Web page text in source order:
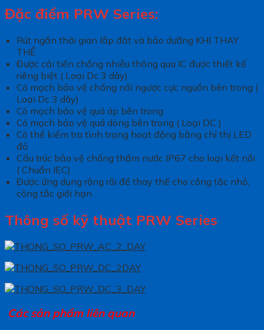
Đặc điểm PRW Series:
Rút ngắn thời gian lắp đăt và bảo dưỡng KHI THAY
THẾ
Được cải tiến chống nhiễu thông qua IC được thiết kế
riêng biệt ( Loại Dc 3 dây)
Có mạch bảo vệ chống nối ngược cực nguồn bên trong (
Loại Dc 3 dây)
Có mạch bảo vệ quá áp bên trong
Có mạch bảo vệ quá dòng bên trong ( Loại DC )
Có thể kiểm tra tình trạng hoạt động bằng chỉ thị LED
đỏ
Cấu trúc bảo vệ chống thấm nước IP67 cho loại kết nối
( Chuẩn IEC)
Được ứng dụng rộng rãi để thay thế cho công tắc nhỏ,
công tắc giới hạn
Thông số kỹ thuật PRW Series
Các sản phẩm liên quan